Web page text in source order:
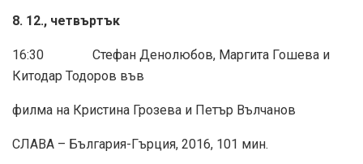
8. 12., четвъртък
16:30 Стефан Денолюбов, Маргита Гошева и
Китодар Тодоров във
филма на Кристина Грозева и Петър Вълчанов
СЛАВА – България-Гърция, 2016, 101 мин.